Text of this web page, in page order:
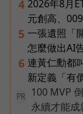
4 2026年8月
元創高、
5 一張遺照「
怎麼做出AI
6 連黃仁勳都
新定義「有
PR
100 MVP
永續才能